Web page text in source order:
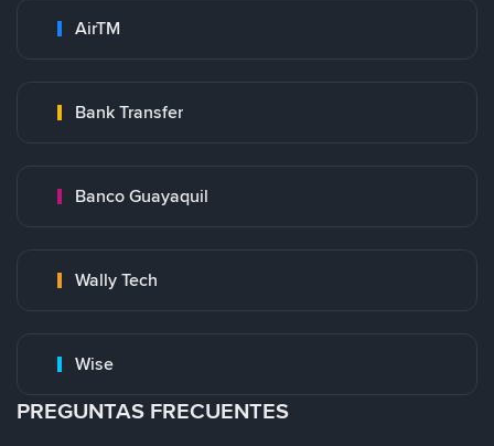
AirTM
Bank Transfer
Banco Guayaquil
Wally Tech
Wise
PREGUNTAS FRECUENTES